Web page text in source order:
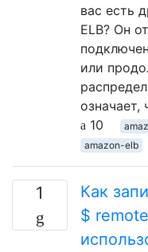
вас есть
ELB? Он
или
означает,
10
amazon-elb
1
Как
$